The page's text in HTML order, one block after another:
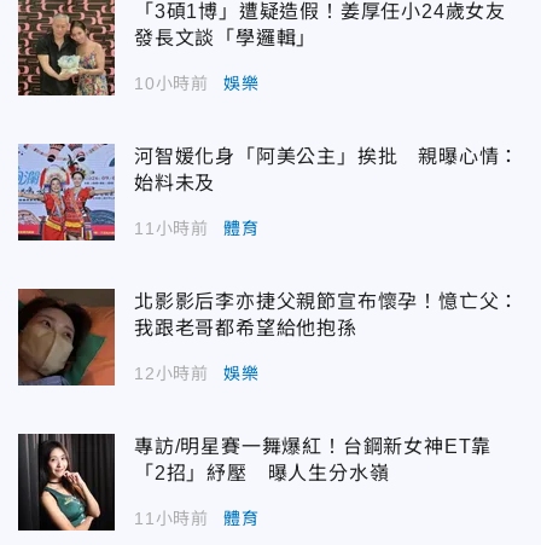
「3碩1博」遭疑造假！姜厚任小24歲女友
發長文談「學邏輯」
10小時前 娛樂
河智媛化身「阿美公主」挨批 親曝心情：
始料未及
11小時前 體育
北影影后李亦捷父親節宣布懷孕！憶亡父：
我跟老哥都希望給他抱孫
12小時前 娛樂
專訪/明星賽一舞爆紅！台鋼新女神ET靠
「2招」紓壓 曝人生分水嶺
11小時前 體育